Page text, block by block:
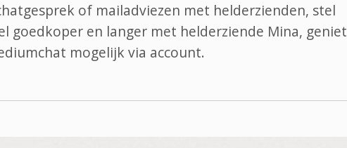
of mailadviezen met helderzienden, stel
goedkoper en langer met helderziende Mina, geniet
mogelijk via account.